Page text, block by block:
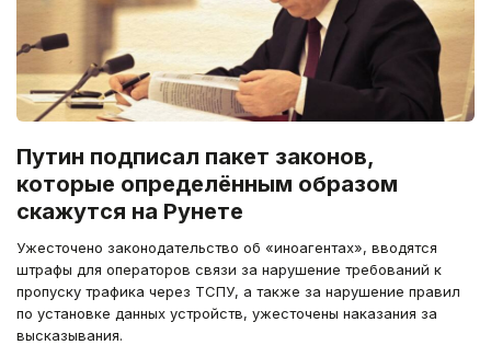
Путин подписал пакет законов,
которые определённым образом
скажутся на Рунете
Ужесточено законодательство об «иноагентах», вводятся
штрафы для операторов связи за нарушение требований к
пропуску трафика через ТСПУ, а также за нарушение правил
по установке данных устройств, ужесточены наказания за
высказывания.